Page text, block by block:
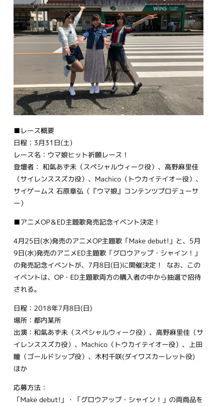
■レース概要
日程：3月31日(土)
レース名：ウマ娘ヒット祈願レース！
登壇者： 和氣あず未（スペシャルウィーク役）、高野麻里佳
（サイレンススズカ役）、Machico（トウカイテイオー役）、
サイゲームス 石原章弘（『ウマ娘』コンテンツプロデューサ
ー）
■アニメOP＆ED主題歌発売記念イベント決定！
4月25日(水)発売のアニメOP主題歌「Make debut!」と、5月
9日(水)発売のアニメED主題歌「グロウアップ・シャイン！」
の発売記念イベントが、7月8日(日)に開催決定！ なお、この
イベントは、OP・ED主題歌両方の購入者の中から抽選で招待
される。
日程：2018年7月8日(日)
場所：都内某所
出演：和氣あず未（スペシャルウィーク役）、高野麻里佳（サ
イレンススズカ役）、Machico（トウカイテイオー役）、上田
瞳（ゴールドシップ役）、木村千咲(ダイワスカーレット役)
ほか
応募方法：
「Make debut!」・「グロウアップ・シャイン！」の両商品を